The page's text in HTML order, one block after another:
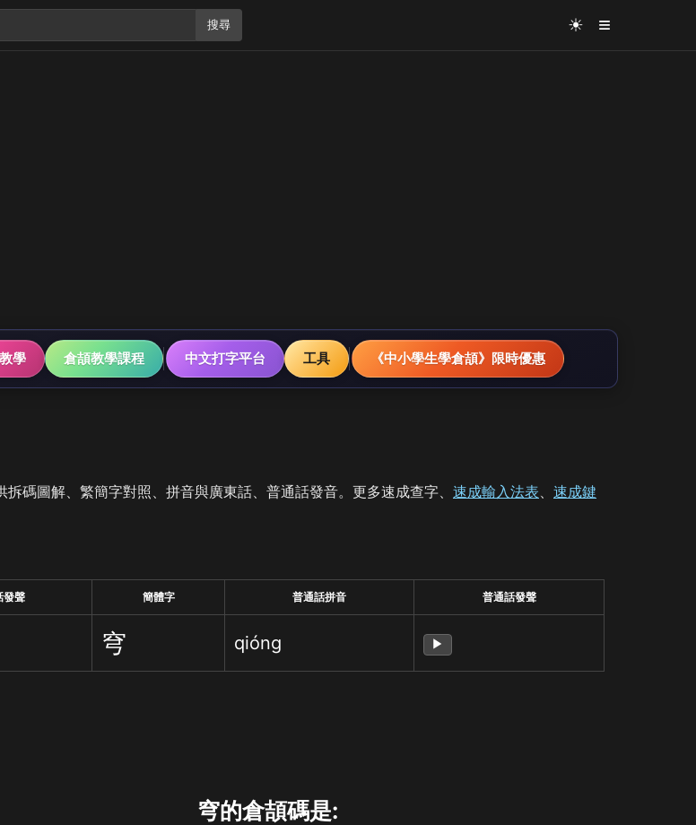
搜尋 ☀ ≡
學 倉頡教學課程 中文打字平台 工具 《中小學生學倉頡》限時優惠
碼圖解、繁簡字對照、拼音與廣東話、普通話發音。更多速成查字、 速成輸入法表、 速成鍵
發聲 簡體字 普通話拼音 普通話發聲
穹 qióng ▶
穹的倉頡碼是: